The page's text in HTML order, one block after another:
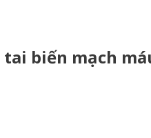
biến mạch